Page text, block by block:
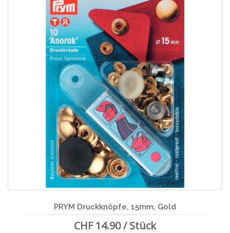
PRYM Druckknöpfe, 15mm, Gold
CHF 14.90 / Stück